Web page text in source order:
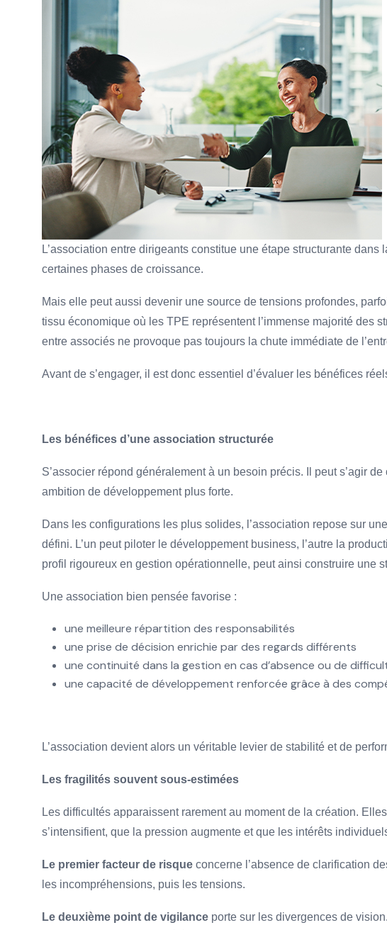
L’association entre dirigeants constitue une étape structurante
certaines phases de croissance.
Mais elle peut aussi devenir une source de tensions profondes,
tissu économique où les TPE représentent l’immense majorité des
entre associés ne provoque pas toujours la chute immédiate de
Avant de s’engager, il est donc essentiel d’évaluer les bénéfices
Les bénéfices d’une association structurée
S’associer répond généralement à un besoin précis. Il peut s’agir
ambition de développement plus forte.
Dans les configurations les plus solides, l’association repose sur
défini. L’un peut piloter le développement business, l’autre la
profil rigoureux en gestion opérationnelle, peut ainsi construire une
Une association bien pensée favorise :
une meilleure répartition des responsabilités
une prise de décision enrichie par des regards différents
une continuité dans la gestion en cas d’absence ou de
une capacité de développement renforcée grâce à des
L’association devient alors un véritable levier de stabilité et de
Les fragilités souvent sous-estimées
Les difficultés apparaissent rarement au moment de la création.
s’intensifient, que la pression augmente et que les intérêts
Le premier facteur de risque concerne l’absence de clarification
les incompréhensions, puis les tensions.
Le deuxième point de vigilance porte sur les divergences de